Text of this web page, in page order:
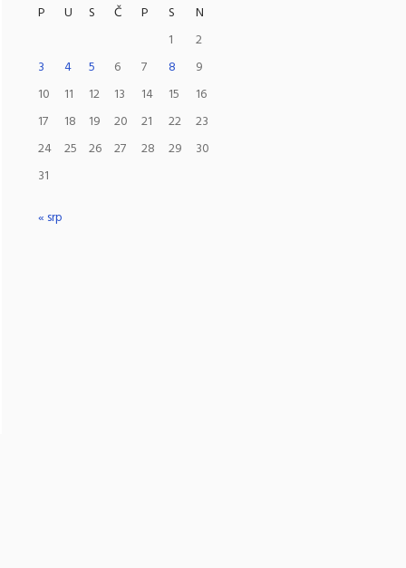
P
U S Č P S
N
1
2
3
4 5 6 7 8
9
10
11 12 13 14 15
16
17
18 19 20 21 22
23
24
25 26 27 28 29
30
31
« srp